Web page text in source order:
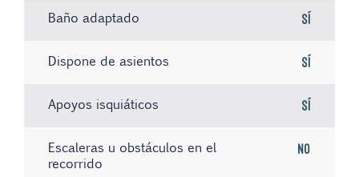
Baño adaptado Sí
Dispone de asientos Sí
Apoyos isquiáticos Sí
Escaleras u obstáculos en el
recorrido
No